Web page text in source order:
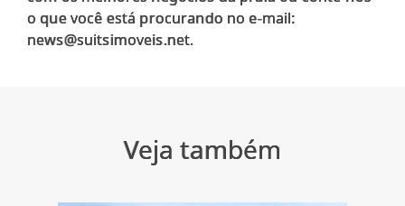
o que você está procurando no e-mail:
Veja também